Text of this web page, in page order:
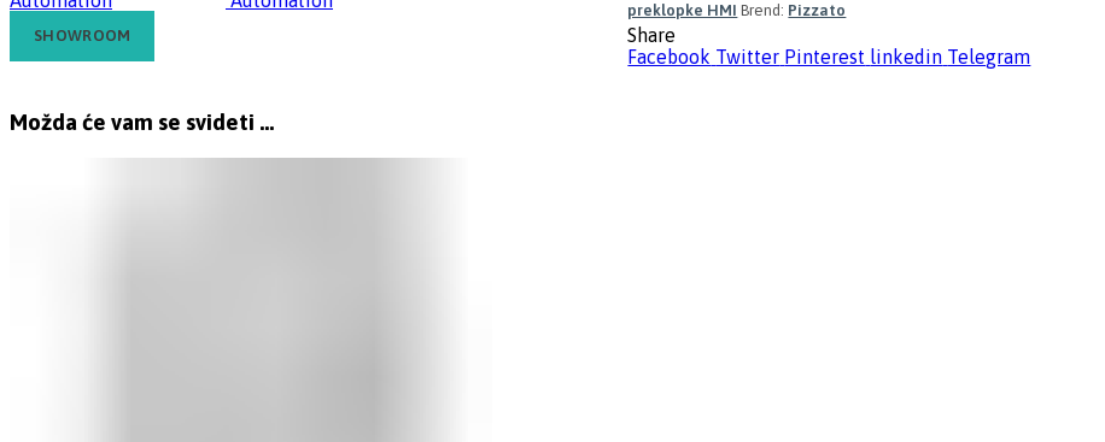
SHOWROOM
preklopke HMI Brend: Pizzato
Share
Facebook Twitter Pinterest linkedin Telegram
Možda će vam se svideti …